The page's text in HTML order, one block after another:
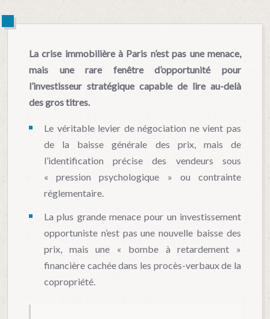
La crise immobilière à Paris n’est pas une menace,
mais une rare fenêtre d’opportunité pour
l’investisseur stratégique capable de lire au-delà
des gros titres.
Le véritable levier de négociation ne vient pas
de la baisse générale des prix, mais de
l’identification précise des vendeurs sous
« pression psychologique » ou contrainte
réglementaire.
La plus grande menace pour un investissement
opportuniste n’est pas une nouvelle baisse des
prix, mais une « bombe à retardement »
financière cachée dans les procès-verbaux de la
copropriété.